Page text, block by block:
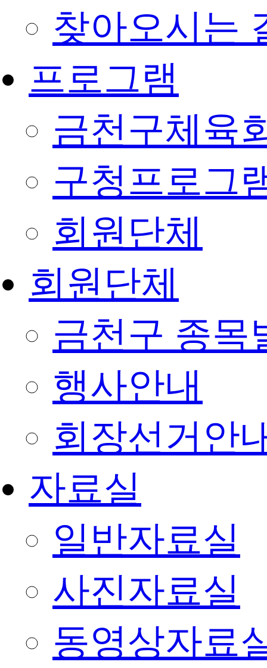
찾아오시는
프로그램
금천구체육
구청프로그
회원단체
회원단체
금천구 종목
행사안내
회장선거안
자료실
일반자료실
사진자료실
동영상자료